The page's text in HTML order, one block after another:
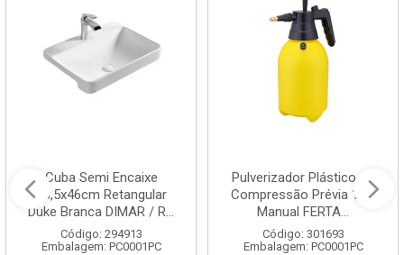
Cuba Semi Encaixe
58,5x46cm Retangular
Duke Branca DIMAR / R...
Código: 294913
Embalagem: PC0001PC
Pulverizador Plástico de
Compressão Prévia 1,5L
Manual FERTA...
Código: 301693
Embalagem: PC0001PC